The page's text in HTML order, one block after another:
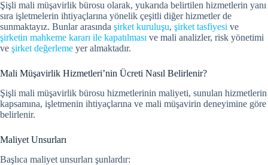
Şişli mali müşavirlik bürosu olarak, yukarıda belirtilen hizmetlerin yanı
sıra işletmelerin ihtiyaçlarına yönelik çeşitli diğer hizmetler de
sunmaktayız. Bunlar arasında şirket kuruluşu, şirket tasfiyesi ve
şirketin mahkeme kararı ile kapatılması ve mali analizler, risk yönetimi
ve şirket değerleme yer almaktadır.
Mali Müşavirlik Hizmetleri’nin Ücreti Nasıl Belirlenir?
Şişli mali müşavirlik bürosu hizmetlerinin maliyeti, sunulan hizmetlerin
kapsamına, işletmenin ihtiyaçlarına ve mali müşavirin deneyimine göre
belirlenir.
Maliyet Unsurları
Başlıca maliyet unsurları şunlardır: